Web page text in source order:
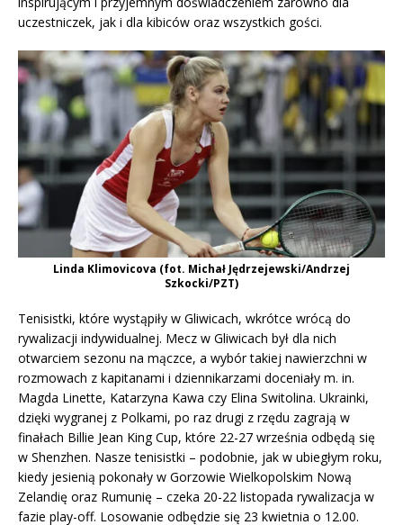
uczestniczek, jak i dla kibiców oraz wszystkich gości.
Linda Klimovicova (fot. Michał Jędrzejewski/Andrzej
Szkocki/PZT)
Tenisistki, które wystąpiły w Gliwicach, wkrótce wrócą do
rywalizacji indywidualnej. Mecz w Gliwicach był dla nich
otwarciem sezonu na mączce, a wybór takiej nawierzchni w
rozmowach z kapitanami i dziennikarzami doceniały m. in.
Magda Linette, Katarzyna Kawa czy Elina Switolina. Ukrainki,
dzięki wygranej z Polkami, po raz drugi z rzędu zagrają w
finałach Billie Jean King Cup, które 22-27 września odbędą się
w Shenzhen. Nasze tenisistki – podobnie, jak w ubiegłym roku,
kiedy jesienią pokonały w Gorzowie Wielkopolskim Nową
Zelandię oraz Rumunię – czeka 20-22 listopada rywalizacja w
fazie play-off. Losowanie odbędzie się 23 kwietnia o 12.00.